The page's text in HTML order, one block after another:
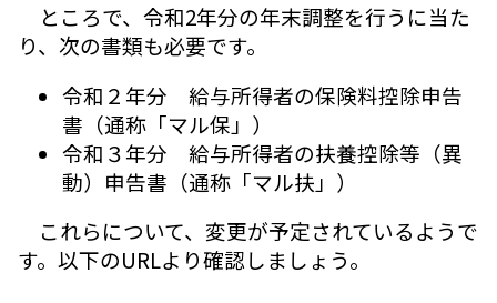
ところで、令和2年分の年末調整を行うに当た
り、次の書類も必要です。
令和２年分 給与所得者の保険料控除申告
書（通称「マル保」）
令和３年分 給与所得者の扶養控除等（異
動）申告書（通称「マル扶」）
これらについて、変更が予定されているようで
す。以下のURLより確認しましょう。